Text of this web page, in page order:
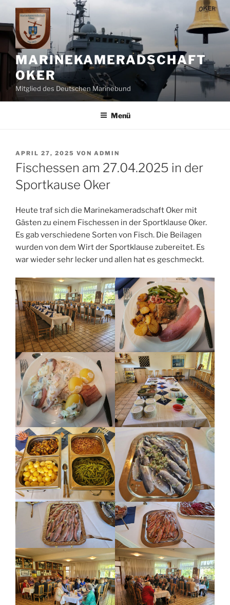
Zum
Inhalt
springen
MARINEKAMERADSCHAFT
OKER
Mitglied des Deutschen Marinebund
Menü
VERÖFFENTLICHT
AM
APRIL 27, 2025 VON ADMIN
Fischessen am 27.04.2025 in der
Sportkause Oker
Heute traf sich die Marinekameradschaft Oker mit
Gästen zu einem Fischessen in der Sportklause Oker.
Es gab verschiedene Sorten von Fisch. Die Beilagen
wurden von dem Wirt der Sportklause zubereitet. Es
war wieder sehr lecker und allen hat es geschmeckt.